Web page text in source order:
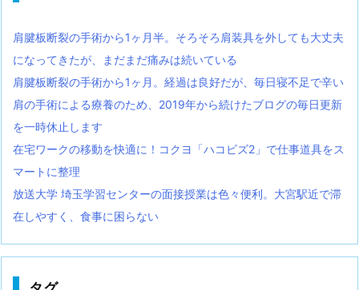
肩腱板断裂の手術から1ヶ月半。そろそろ肩装具を外しても大丈夫
になってきたが、まだまだ痛みは続いている
肩腱板断裂の手術から1ヶ月。経過は良好だが、毎日寝不足で辛い
肩の手術による療養のため、2019年から続けたブログの毎日更新
を一時休止します
在宅ワークの移動を快適に！コクヨ「ハコビズ2」で仕事道具をス
マートに整理
放送大学 埼玉学習センターの面接授業は色々便利。大宮駅近で滞
在しやすく、食事に困らない